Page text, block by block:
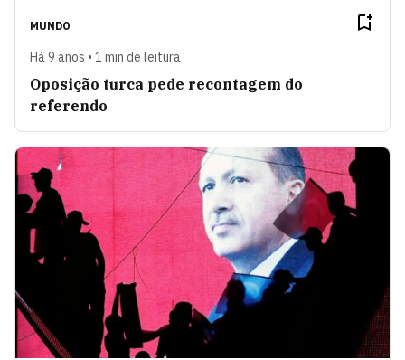
MUNDO
Há 9 anos • 1 min de leitura
Oposição turca pede recontagem do
referendo